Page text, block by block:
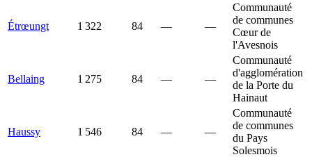
Étrœungt 1 322 84 — —
Communauté
de communes
Cœur de
l'Avesnois
Bellaing 1 275 84 — —
Communauté
d'agglomération
de la Porte du
Hainaut
Haussy 1 546 84 — —
Communauté
de communes
du Pays
Solesmois